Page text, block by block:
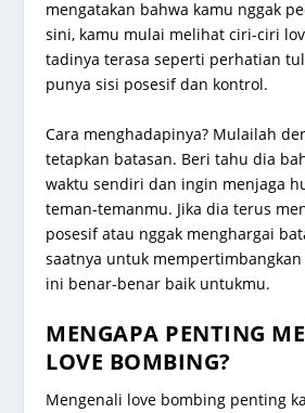
mengatakan bahwa kamu nggak
sini, kamu mulai melihat ciri-ciri
tadinya terasa seperti perhatian
punya sisi posesif dan kontrol.
Cara menghadapinya? Mulailah
tetapkan batasan. Beri tahu dia
waktu sendiri dan ingin menjaga
teman-temanmu. Jika dia terus
posesif atau nggak menghargai
saatnya untuk
ini benar-benar baik untukmu.
MENGAPA PENTING
LOVE BOMBING?
Mengenali love bombing penting